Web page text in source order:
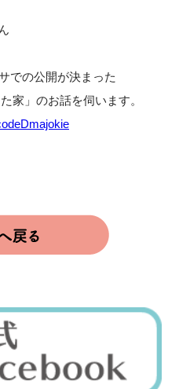
での公開が決まった
家」のお話を伺います。